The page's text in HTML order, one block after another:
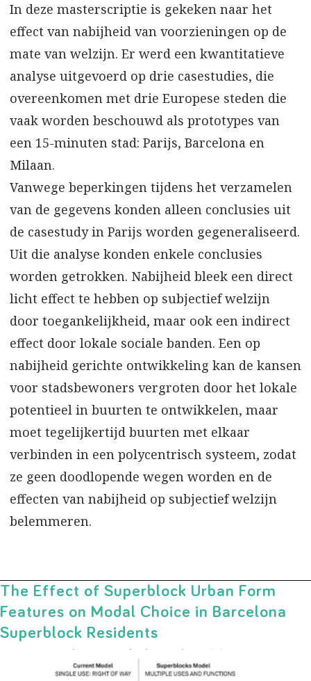
In deze masterscriptie is gekeken naar het
effect van nabijheid van voorzieningen op de
mate van welzijn. Er werd een kwantitatieve
analyse uitgevoerd op drie casestudies, die
overeenkomen met drie Europese steden die
vaak worden beschouwd als prototypes van
een 15-minuten stad: Parijs, Barcelona en
Milaan.
Vanwege beperkingen tijdens het verzamelen
van de gegevens konden alleen conclusies uit
de casestudy in Parijs worden gegeneraliseerd.
Uit die analyse konden enkele conclusies
worden getrokken. Nabijheid bleek een direct
licht effect te hebben op subjectief welzijn
door toegankelijkheid, maar ook een indirect
effect door lokale sociale banden. Een op
nabijheid gerichte ontwikkeling kan de kansen
voor stadsbewoners vergroten door het lokale
potentieel in buurten te ontwikkelen, maar
moet tegelijkertijd buurten met elkaar
verbinden in een polycentrisch systeem, zodat
ze geen doodlopende wegen worden en de
effecten van nabijheid op subjectief welzijn
belemmeren.
The Effect of Superblock Urban Form
Features on Modal Choice in Barcelona
Superblock Residents